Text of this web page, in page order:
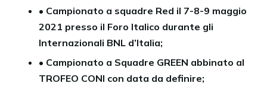
• Campionato a squadre Red il 7-8-9 maggio
2021 presso il Foro Italico durante gli
Internazionali BNL d’Italia;
• Campionato a Squadre GREEN abbinato al
TROFEO CONI con data da definire;